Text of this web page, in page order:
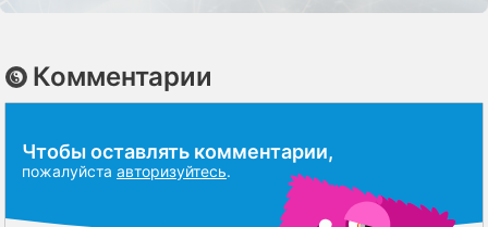
Комментарии
Чтобы оставлять комментарии,
пожалуйста авторизуйтесь.